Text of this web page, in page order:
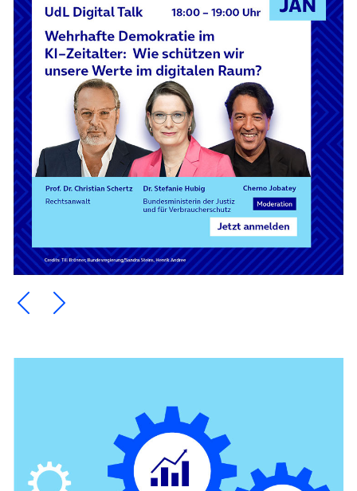
Ein Element zurück blättern
Ein Element weiter blättern